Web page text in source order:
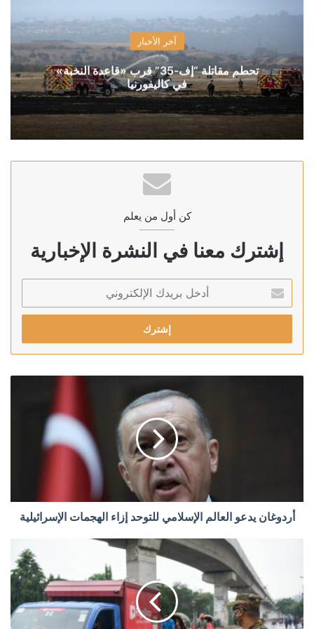
آخر الأخبار
تحطم مقاتلة “إف-35” قرب «قاعدة النخبة»
في كاليفورنيا
كن أول من يعلم
إشترك معنا في النشرة الإخبارية
بريدك
الإلكتروني
أردوغان يدعو العالم الإسلامي للتوحد إزاء الهجمات الإسرائيلية